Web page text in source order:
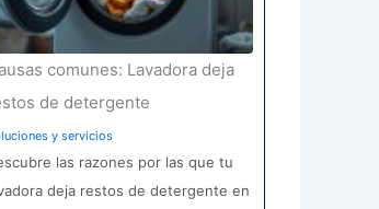
comunes: Lavadora deja
de detergente
y servicios
las razones por las que tu
deja restos de detergente en